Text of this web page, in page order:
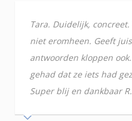
Tara. Duidelijk,
niet eromheen. Geeft
antwoorden kloppen
gehad dat ze iets had
Super blij en dankbaar R.